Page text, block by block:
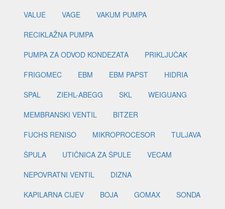
VALUE VAGE
VAKUM PUMPA
RECIKLAŽNA PUMPA
PUMPA ZA ODVOD KONDEZATA
PRIKLJUČAK
FRIGOMEC
EBM EBM PAPST
HIDRIA
SPAL
ZIEHL-ABEGG SKL
WEIGUANG
MEMBRANSKI VENTIL
BITZER
FUCHS RENISO
MIKROPROCESOR
TULJAVA
ŠPULA
UTIČNICA ZA ŠPULE
VECAM
NEPOVRATNI VENTIL
DIZNA
KAPILARNA CIJEV
BOJA GOMAX
SONDA